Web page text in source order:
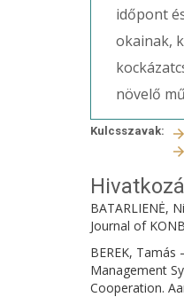
időpont
okainak,
növelő
Kulcsszavak:
BATARLIENĖ,
Journal of
BEREK,
Management
Cooperation.